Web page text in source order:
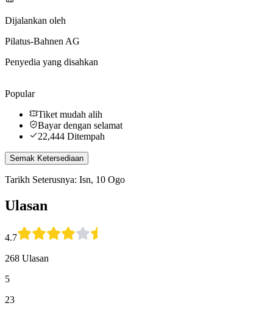
Dijalankan oleh
Pilatus-Bahnen AG
Penyedia yang disahkan
Popular
Tiket mudah alih
Bayar dengan selamat
22,444 Ditempah
Semak Ketersediaan
Tarikh Seterusnya: Isn, 10 Ogo
Ulasan
4.7
268 Ulasan
5
23